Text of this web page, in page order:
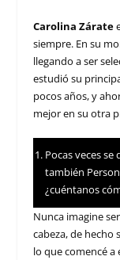
Carolina Zárate
siempre. En su
llegando a ser
estudió su
pocos años, y
mejor en su otra
Pocas veces
también
¿cuéntanos
Nunca imagine
cabeza, de hecho
lo que comencé a